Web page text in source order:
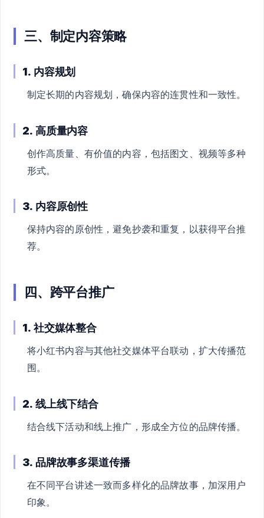
三、制定内容策略
1. 内容规划
制定长期的内容规划，确保内容的连贯性和一致性。
2.高质量内容
创作高质量、有价值的内容，包括图文、视频等多种
形式。
3. 内容原创性
保持内容的原创性，避免抄袭和重复，以获得平台推
荐。
四、跨平台推广
1.社交媒体整合
将小红书内容与其他社交媒体平台联动，扩大传播范
围。
2.线上线下结合
结合线下活动和线上推广，形成全方位的品牌传播。
3. 品牌故事多渠道传播
在不同平台讲述一致而多样化的品牌故事，加深用户
印象。